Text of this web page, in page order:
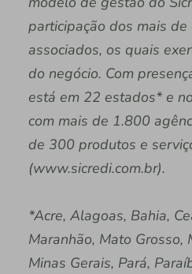
participação dos mais
associados, os quais
do negócio. Com
está em 22 estados* e
com mais de 1.800
de 300 produtos e
(www.sicredi.com.br).
*Acre, Alagoas, Bahia,
Maranhão, Mato Grosso,
Minas Gerais, Pará,